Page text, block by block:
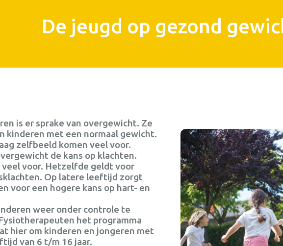
De jeugd op gezond
is er sprake van overgewicht. Ze
kinderen met een normaal gewicht.
zelfbeeld komen veel voor.
de kans op klachten.
voor. Hetzelfde geldt voor
Op latere leeftijd zorgt
voor een hogere kans op hart- en
weer onder controle te
het programma
hier om kinderen en jongeren met
van 6 t/m 16 jaar.